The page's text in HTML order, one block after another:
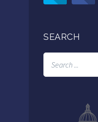
SEARCH